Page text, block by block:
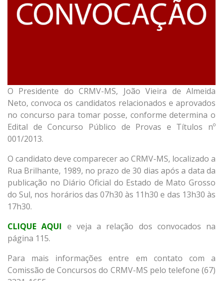
O Presidente do CRMV-MS, João Vieira de Almeida
Neto, convoca os candidatos relacionados e aprovados
no concurso para tomar posse, conforme determina o
Edital de Concurso Público de Provas e Títulos nº
001/2013.
O candidato deve comparecer ao CRMV-MS, localizado a
Rua Brilhante, 1989, no prazo de 30 dias após a data da
publicação no Diário Oficial do Estado de Mato Grosso
do Sul, nos horários das 07h30 às 11h30 e das 13h30 às
17h30.
CLIQUE AQUI e veja a relação dos convocados na
página 115.
Para mais informações entre em contato com a
Comissão de Concursos do CRMV-MS pelo telefone (67)